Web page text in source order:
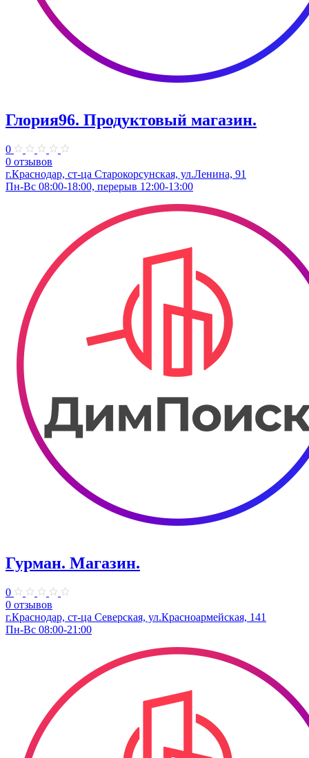
Глория96. Продуктовый магазин.
0
0 отзывов
г.Краснодар, ст-ца Старокорсунская, ул.Ленина, 91
Пн-Вс 08:00-18:00, перерыв 12:00-13:00
Гурман. Магазин.
0
0 отзывов
г.Краснодар, ст-ца Северская, ул.Красноармейская, 141
Пн-Вс 08:00-21:00